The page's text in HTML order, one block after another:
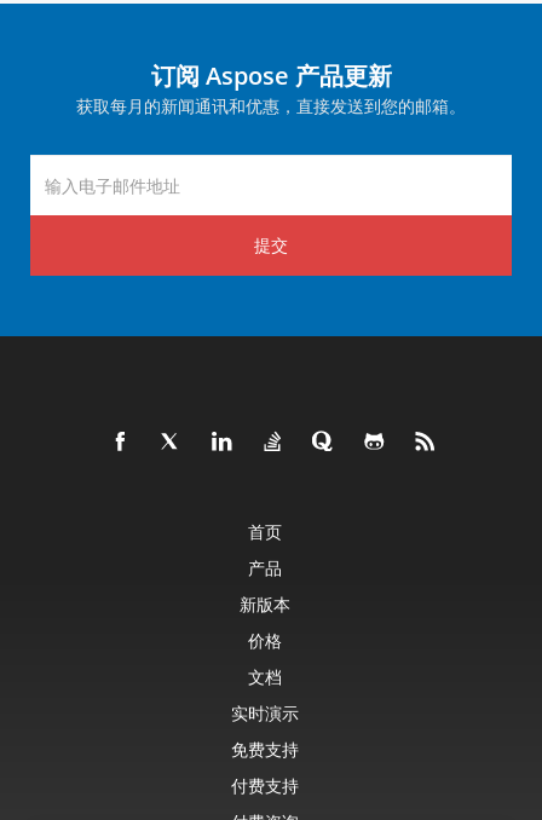
订阅 Aspose 产品更新
获取每月的新闻通讯和优惠，直接发送到您的邮箱。
提交
首页
产品
新版本
价格
文档
实时演示
免费支持
付费支持